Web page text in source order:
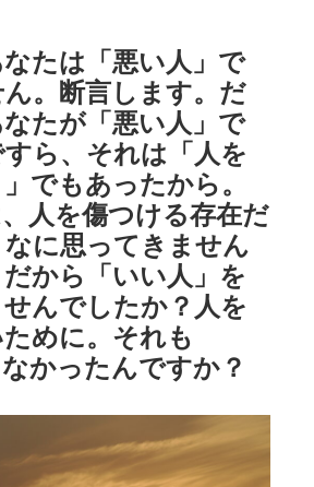
たは「悪い人」で
。断言します。だ
たが「悪い人」で
ら、それは「人を
でもあったから。
人を傷つける存在だ
に思ってきません
から「いい人」を
んでしたか？人を
めに。それも
なかったんですか？